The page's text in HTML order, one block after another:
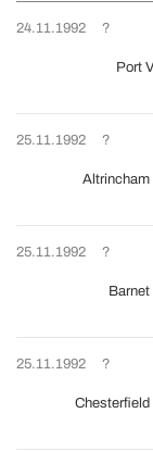
24.11.1992 ?
Port
25.11.1992 ?
Altrincham
25.11.1992 ?
Barnet
25.11.1992 ?
Chesterfield